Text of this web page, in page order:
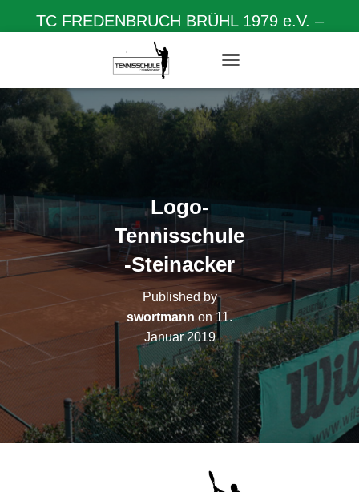
TC FREDENBRUCH BRÜHL 1979 e.V. –
Herzlich willkommen auf unserer Homepage
A
V
G
M
C
L
E
N
Logo-
Tennisschule
-Steinacker
Published by
swortmann on11.
Januar 2019